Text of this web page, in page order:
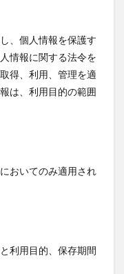
、個人情報を保護す
情報に関する法令を
得、利用、管理を適
は、利用目的の範囲
おいてのみ適用され
利用目的、保存期間